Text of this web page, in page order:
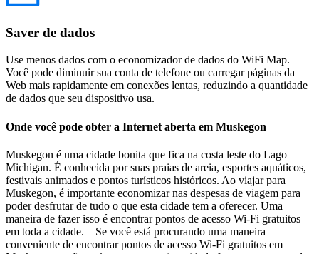
Saver de dados
Use menos dados com o economizador de dados do WiFi Map.
Você pode diminuir sua conta de telefone ou carregar páginas da
Web mais rapidamente em conexões lentas, reduzindo a quantidade
de dados que seu dispositivo usa.
Onde você pode obter a Internet aberta em Muskegon
Muskegon é uma cidade bonita que fica na costa leste do Lago
Michigan. É conhecida por suas praias de areia, esportes aquáticos,
festivais animados e pontos turísticos históricos. Ao viajar para
Muskegon, é importante economizar nas despesas de viagem para
poder desfrutar de tudo o que esta cidade tem a oferecer. Uma
maneira de fazer isso é encontrar pontos de acesso Wi-Fi gratuitos
em toda a cidade. Se você está procurando uma maneira
conveniente de encontrar pontos de acesso Wi-Fi gratuitos em